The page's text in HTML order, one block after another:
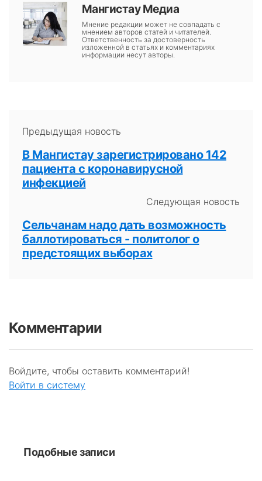
Мангистау Медиа
Мнение редакции может не совпадать с
мнением авторов статей и читателей.
Ответственность за достоверность
изложенной в статьях и комментариях
информации несут авторы.
Предыдущая новость
В Мангистау зарегистрировано 142
пациента с коронавирусной
инфекцией
Следующая новость
Сельчанам надо дать возможность
баллотироваться - политолог о
предстоящих выборах
Комментарии
Войдите, чтобы оставить комментарий!
Войти в систему
Подобные записи